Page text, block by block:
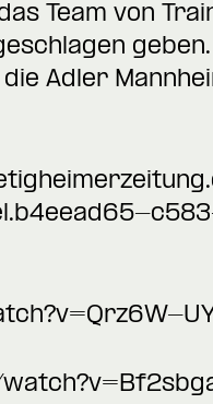
Team von
Adler